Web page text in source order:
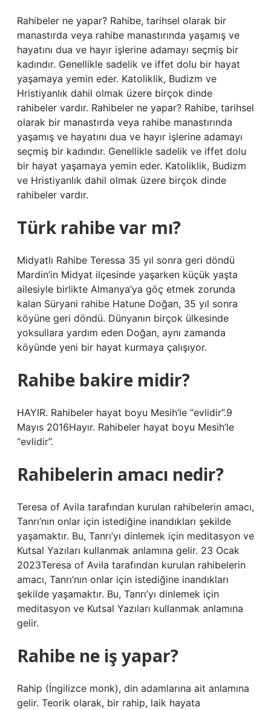
Rahibeler ne yapar? Rahibe, tarihsel olarak bir
manastırda veya rahibe manastırında yaşamış ve
hayatını dua ve hayır işlerine adamayı seçmiş bir
kadındır. Genellikle sadelik ve iffet dolu bir hayat
yaşamaya yemin eder. Katoliklik, Budizm ve
Hristiyanlık dahil olmak üzere birçok dinde
rahibeler vardır. Rahibeler ne yapar? Rahibe, tarihsel
olarak bir manastırda veya rahibe manastırında
yaşamış ve hayatını dua ve hayır işlerine adamayı
seçmiş bir kadındır. Genellikle sadelik ve iffet dolu
bir hayat yaşamaya yemin eder. Katoliklik, Budizm
ve Hristiyanlık dahil olmak üzere birçok dinde
rahibeler vardır.
Türk rahibe var mı?
Midyatlı Rahibe Teressa 35 yıl sonra geri döndü
Mardin’in Midyat ilçesinde yaşarken küçük yaşta
ailesiyle birlikte Almanya’ya göç etmek zorunda
kalan Süryani rahibe Hatune Doğan, 35 yıl sonra
köyüne geri döndü. Dünyanın birçok ülkesinde
yoksullara yardım eden Doğan, aynı zamanda
köyünde yeni bir hayat kurmaya çalışıyor.
Rahibe bakire midir?
HAYIR. Rahibeler hayat boyu Mesih’le “evlidir”.9
Mayıs 2016Hayır. Rahibeler hayat boyu Mesih’le
“evlidir”.
Rahibelerin amacı nedir?
Teresa of Avila tarafından kurulan rahibelerin amacı,
Tanrı’nın onlar için istediğine inandıkları şekilde
yaşamaktır. Bu, Tanrı’yı ​​dinlemek için meditasyon ve
Kutsal Yazıları kullanmak anlamına gelir. 23 Ocak
2023Teresa of Avila tarafından kurulan rahibelerin
amacı, Tanrı’nın onlar için istediğine inandıkları
şekilde yaşamaktır. Bu, Tanrı’yı ​​dinlemek için
meditasyon ve Kutsal Yazıları kullanmak anlamına
gelir.
Rahibe ne iş yapar?
Rahip (İngilizce monk), din adamlarına ait anlamına
gelir. Teorik olarak, bir rahip, laik hayata